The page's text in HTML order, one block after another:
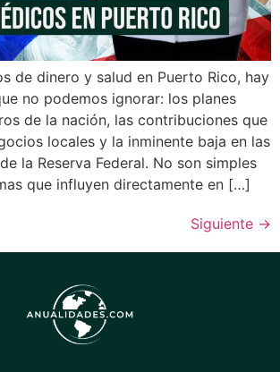
de dinero y salud en Puerto Rico, hay
no podemos ignorar: los planes
de la nación, las contribuciones que
locales y la inminente baja en las
la Reserva Federal. No son simples
que influyen directamente en […]
Siguiente →